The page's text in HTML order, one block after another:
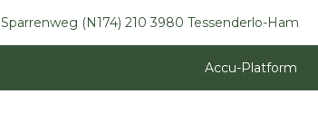
Sparrenweg (N174) 210 3980 Tessenderlo-Ham
Accu-Platform